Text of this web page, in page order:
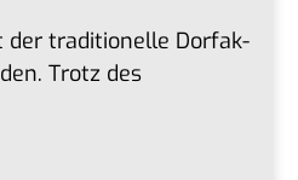
der tra­di­tio­nel­le Dorf­ak­
Trotz des